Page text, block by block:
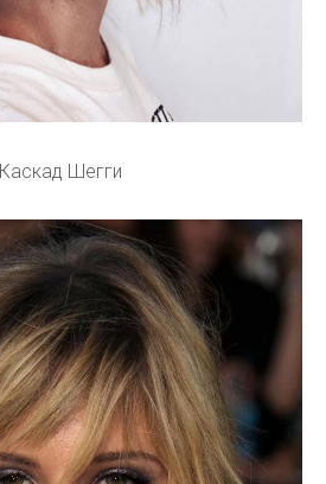
Каскад Шегги